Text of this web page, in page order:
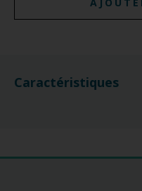
Caractéristiques